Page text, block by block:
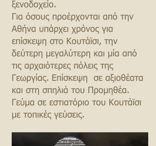
ξενοδοχείο.
Για όσους προέρχονται από την
Αθήνα υπάρχει χρόνος για
επίσκεψη στο Κουτάϊσι, την
δεύτερη μεγαλύτερη και μία από
τις αρχαιότερες πόλεις της
Γεωργίας. Επίσκεψη σε αξιοθέατα
και στη σπηλιά του Προμηθέα.
Γεύμα σε εστιατόριο του Κουτάϊσι
με τοπικές γεύσεις.